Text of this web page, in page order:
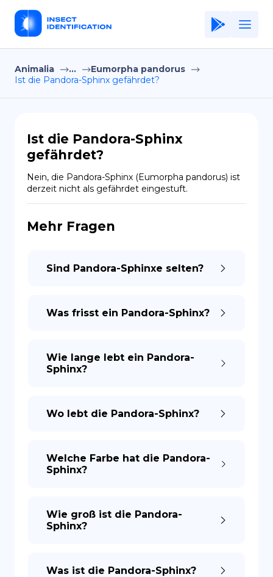
Home
Application
Terms of Use
Privacy Policy
DE
FR
ES
Copiright © Niro ID
Animalia ...
Eumorpha pandorus
Ist die Pandora-Sphinx gefährdet?
Ist die Pandora-Sphinx
gefährdet?
Nein, die Pandora-Sphinx (Eumorpha pandorus) ist
derzeit nicht als gefährdet eingestuft.
Mehr Fragen
Sind Pandora-Sphinxe selten?
Was frisst ein Pandora-Sphinx?
Wie lange lebt ein Pandora-
Sphinx?
Wo lebt die Pandora-Sphinx?
Welche Farbe hat die Pandora-
Sphinx?
Wie groß ist die Pandora-
Sphinx?
Was ist die Pandora-Sphinx?